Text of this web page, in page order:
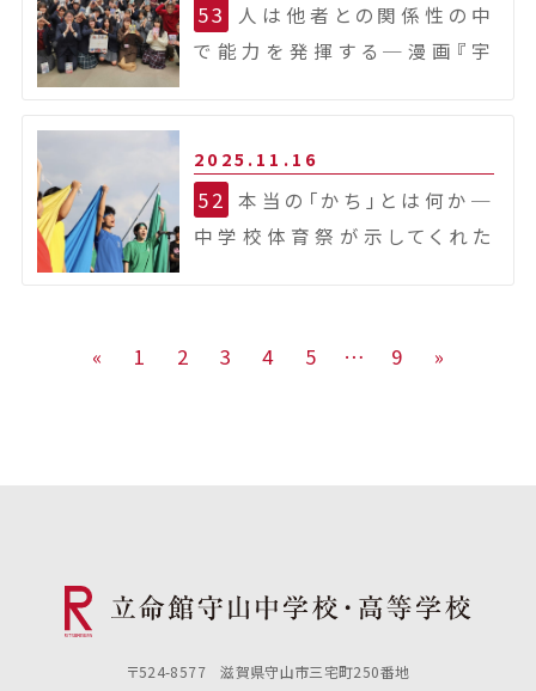
53
人は他者との関係性の中
で能力を発揮する─漫画『宇
2025.11.16
52 本当の「かち」とは何か ─
中学校体育祭が示してくれた
« 1 2 3 4 5 … 9 »
〒524-8577 滋賀県守山市三宅町250番地